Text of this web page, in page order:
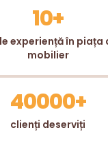
10+
experiență în piața
mobilier
40000+
clienți deserviți